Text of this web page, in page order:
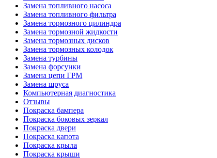
Замена топливного насоса
Замена топливного фильтра
Замена тормозного цилиндра
Замена тормозной жидкости
Замена тормозных дисков
Замена тормозных колодок
Замена турбины
Замена форсунки
Замена цепи ГРМ
Замена шруса
Компьютерная диагностика
Отзывы
Покраска бампера
Покраска боковых зеркал
Покраска двери
Покраска капота
Покраска крыла
Покраска крыши